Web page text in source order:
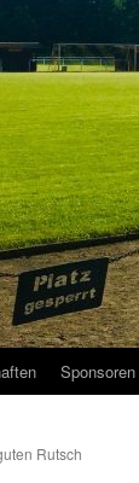
Sponsoren
Rutsch